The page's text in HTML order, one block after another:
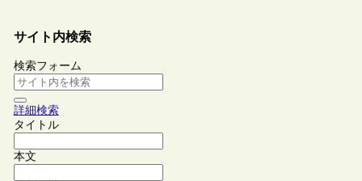
サイト内検索
検索フォーム
詳細検索
タイトル
本文